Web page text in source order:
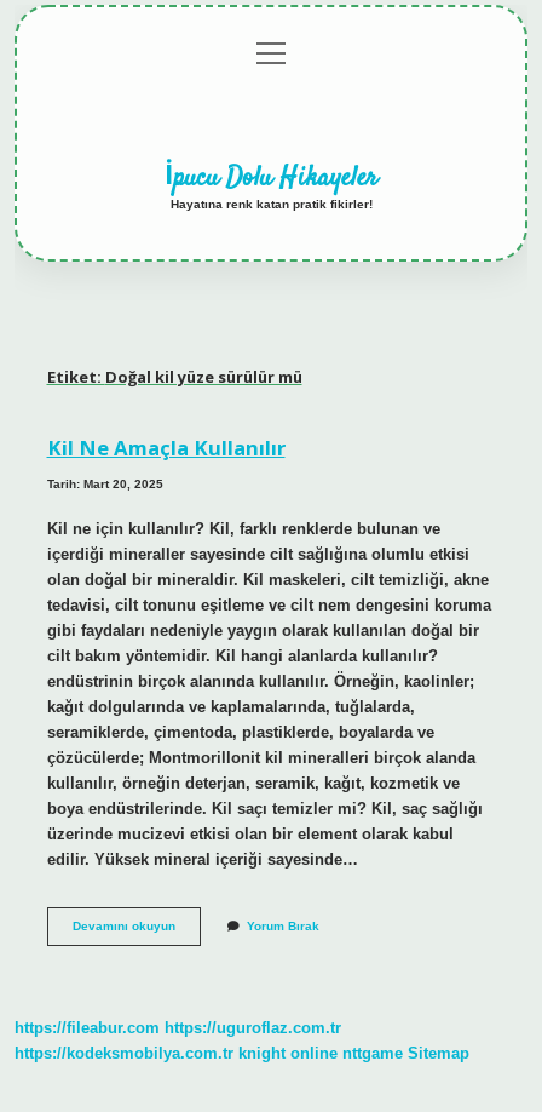
menüyü
aç
İpucu Dolu Hikayeler
Hayatına renk katan pratik fikirler!
Etiket: Doğal kil yüze sürülür mü
Kil Ne Amaçla Kullanılır
Tarih: Mart 20, 2025
Kil ne için kullanılır? Kil, farklı renklerde bulunan ve
içerdiği mineraller sayesinde cilt sağlığına olumlu etkisi
olan doğal bir mineraldir. Kil maskeleri, cilt temizliği, akne
tedavisi, cilt tonunu eşitleme ve cilt nem dengesini koruma
gibi faydaları nedeniyle yaygın olarak kullanılan doğal bir
cilt bakım yöntemidir. Kil hangi alanlarda kullanılır?
endüstrinin birçok alanında kullanılır. Örneğin, kaolinler;
kağıt dolgularında ve kaplamalarında, tuğlalarda,
seramiklerde, çimentoda, plastiklerde, boyalarda ve
çözücülerde; Montmorillonit kil mineralleri birçok alanda
kullanılır, örneğin deterjan, seramik, kağıt, kozmetik ve
boya endüstrilerinde. Kil saçı temizler mi? Kil, saç sağlığı
üzerinde mucizevi etkisi olan bir element olarak kabul
edilir. Yüksek mineral içeriği sayesinde…
Devamını okuyunKil
Yorum Bırak
https://fileabur.com https://uguroflaz.com.tr
https://kodeksmobilya.com.tr knight online nttgame Sitemap